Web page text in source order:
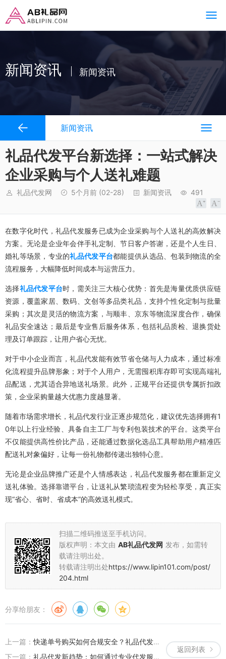
新闻资讯 新闻资讯
新闻资讯
礼品代发平台新选择：一站式解决
企业采购与个人送礼难题
礼品代发网 5个月前 (02-28) 新闻资讯 491
在数字化时代，礼品代发服务已成为企业采购与个人送礼的高效解决
方案。无论是企业年会伴手礼定制、节日客户答谢，还是个人生日、
婚礼等场景，专业的礼品代发平台都能提供从选品、包装到物流的全
流程服务，大幅降低时间成本与运营压力。
选择礼品代发平台时，需关注三大核心优势：首先是海量优质供应链
资源，覆盖家居、数码、文创等多品类礼品，支持个性化定制与批量
采购；其次是灵活的物流方案，与顺丰、京东等物流深度合作，确保
礼品安全速达；最后是专业售后服务体系，包括礼品质检、退换货处
理及订单跟踪，让用户省心无忧。
对于中小企业而言，礼品代发能有效节省仓储与人力成本，通过标准
化流程提升品牌形象；对于个人用户，无需囤积库存即可实现高端礼
品配送，尤其适合异地送礼场景。此外，正规平台还提供专属折扣政
策，企业采购量越大优惠力度越显著。
随着市场需求增长，礼品代发行业正逐步规范化，建议优先选择拥有1
0年以上行业经验、具备自主工厂与专利包装技术的平台。这类平台
不仅能提供高性价比产品，还能通过数据化选品工具帮助用户精准匹
配送礼对象偏好，让每一份礼物都传递出独特心意。
无论是企业品牌推广还是个人情感表达，礼品代发服务都在重新定义
送礼体验。选择靠谱平台，让送礼从繁琐流程变为轻松享受，真正实
现“省心、省时、省成本”的高效送礼模式。
扫描二维码推送至手机访问。
版权声明：本文由 AB礼品代发网 发布，如需转
载请注明出处。
转载请注明出处https://www.lipin101.com/post/
204.html
分享给朋友：
返回列表
上一篇：快递单号购买如何合规安全？礼品代发商的合规操作指南
下一篇： 礼品代发新趋势：如何通过专业代发服务提升企业品牌竞争力